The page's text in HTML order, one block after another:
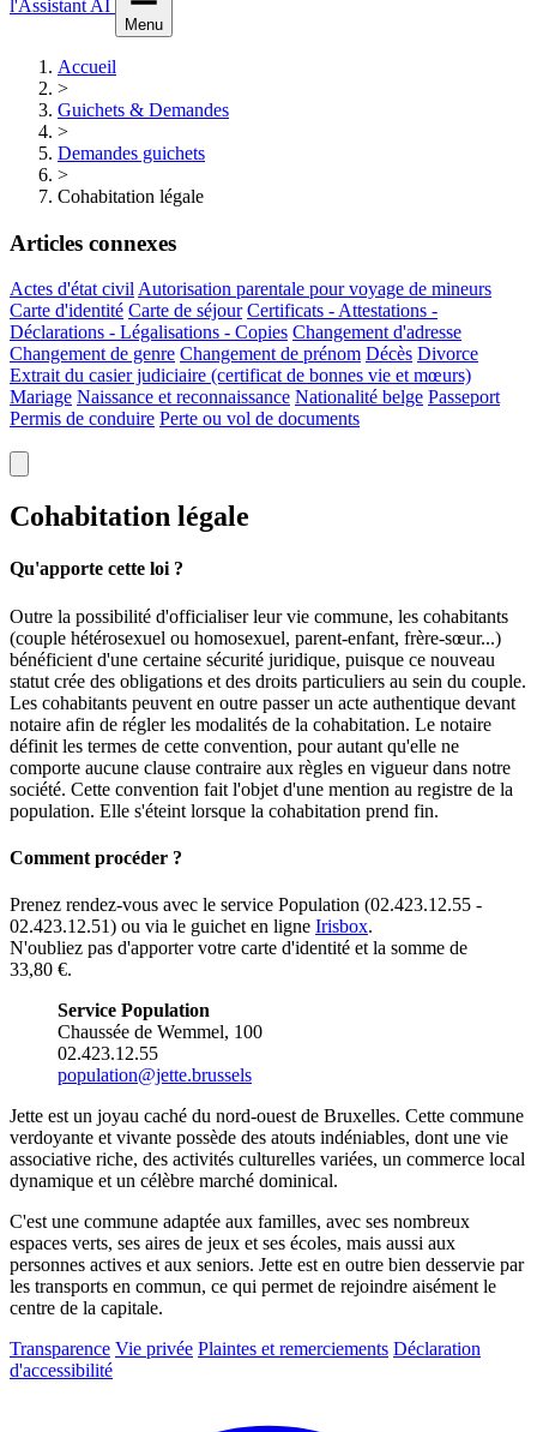
l'Assistant AI
Menu
Accueil
>
Guichets & Demandes
>
Demandes guichets
>
Cohabitation légale
Articles connexes
Actes d'état civil Autorisation parentale pour voyage de mineurs
Carte d'identité Carte de séjour Certificats - Attestations -
Déclarations - Légalisations - Copies Changement d'adresse
Changement de genre Changement de prénom Décès Divorce
Extrait du casier judiciaire (certificat de bonnes vie et mœurs)
Mariage Naissance et reconnaissance Nationalité belge Passeport
Permis de conduire Perte ou vol de documents
Cohabitation légale
Qu'apporte cette loi ?
Outre la possibilité d'officialiser leur vie commune, les cohabitants
(couple hétérosexuel ou homosexuel, parent-enfant, frère-sœur...)
bénéficient d'une certaine sécurité juridique, puisque ce nouveau
statut crée des obligations et des droits particuliers au sein du couple.
Les cohabitants peuvent en outre passer un acte authentique devant
notaire afin de régler les modalités de la cohabitation. Le notaire
définit les termes de cette convention, pour autant qu'elle ne
comporte aucune clause contraire aux règles en vigueur dans notre
société. Cette convention fait l'objet d'une mention au registre de la
population. Elle s'éteint lorsque la cohabitation prend fin.
Comment procéder ?
Prenez rendez-vous avec le service Population (02.423.12.55 -
02.423.12.51) ou via le guichet en ligne Irisbox.
N'oubliez pas d'apporter votre carte d'identité et la somme de
33,80 €.
Service Population
Chaussée de Wemmel, 100
02.423.12.55
​population@jette.brussels
Jette est un joyau caché du nord-ouest de Bruxelles. Cette commune
verdoyante et vivante possède des atouts indéniables, dont une vie
associative riche, des activités culturelles variées, un commerce local
dynamique et un célèbre marché dominical.
C'est une commune adaptée aux familles, avec ses nombreux
espaces verts, ses aires de jeux et ses écoles, mais aussi aux
personnes actives et aux seniors. Jette est en outre bien desservie par
les transports en commun, ce qui permet de rejoindre aisément le
centre de la capitale.
Transparence Vie privée Plaintes et remerciements Déclaration
d'accessibilité